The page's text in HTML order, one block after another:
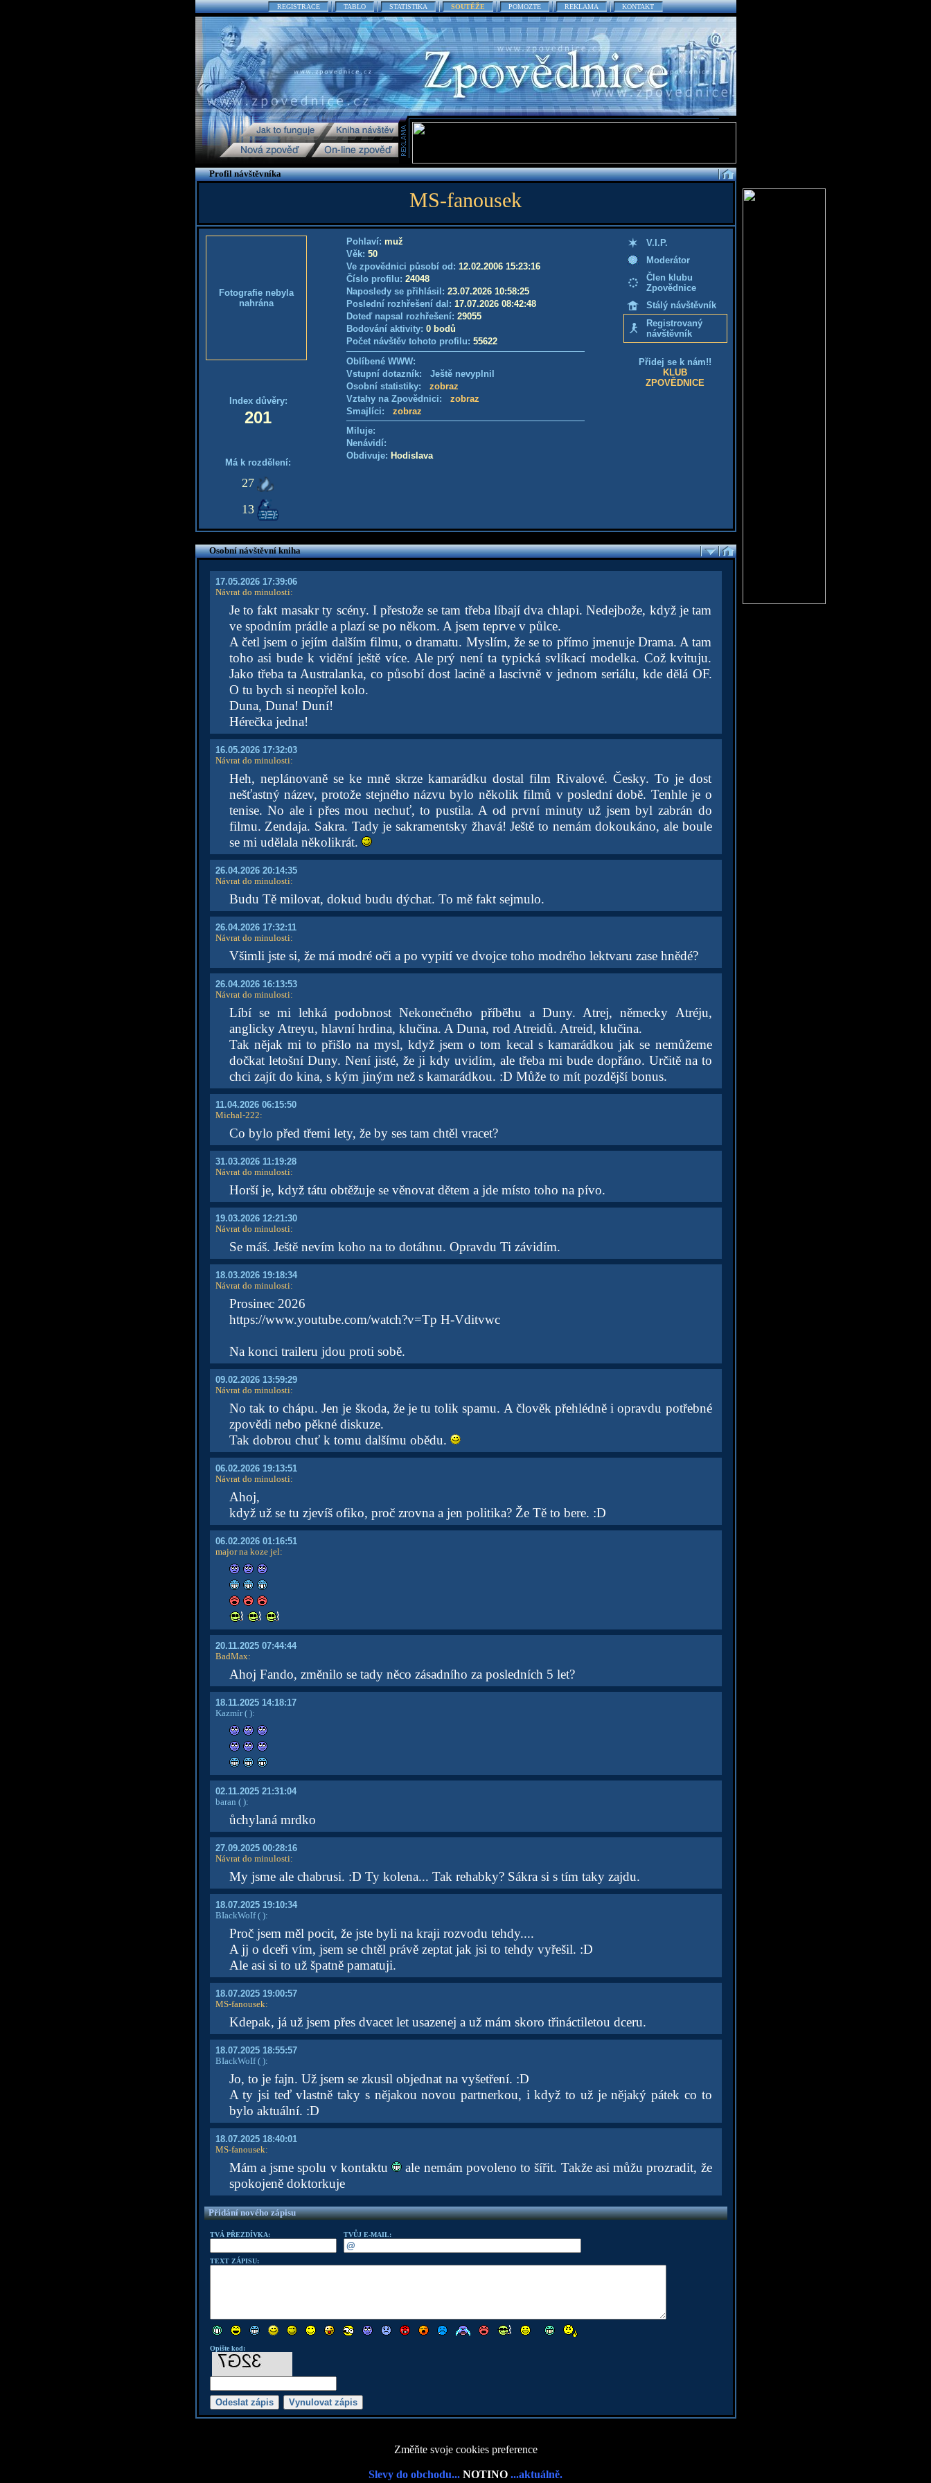
REGISTRACE TABLO STATISTIKA SOUTĚŽE POMOZTE REKLAMA KONTAKT
Profil návštěvníka
MS-fanousek
Fotografie nebyla
nahrána
Index důvěry:
201
Má k rozdělení:
27
13
Pohlaví: muž
Věk: 50
Ve zpovědnici působí od: 12.02.2006 15:23:16
Číslo profilu: 24048
Naposledy se přihlásil: 23.07.2026 10:58:25
Poslední rozhřešení dal: 17.07.2026 08:42:48
Doteď napsal rozhřešení: 29055
Bodování aktivity: 0 bodů
Počet návštěv tohoto profilu: 55622
Oblíbené WWW:
Vstupní dotazník: Ještě nevyplnil
Osobní statistiky: zobraz
Vztahy na Zpovědnici: zobraz
Smajlíci: zobraz
Miluje:
Nenávidí:
Obdivuje: Hodislava
V.I.P.
Moderátor
Člen klubu
Zpovědnice
Stálý návštěvník
Registrovaný
návštěvník
Přidej se k nám!!
KLUB
ZPOVĚDNICE
Osobní návštěvní kniha
17.05.2026 17:39:06
Návrat do minulosti:
Je to fakt masakr ty scény. I přestože se tam třeba líbají dva chlapi. Nedejbože, když je tam
ve spodním prádle a plazí se po někom. A jsem teprve v půlce.
A četl jsem o jejím dalším filmu, o dramatu. Myslím, že se to přímo jmenuje Drama. A tam
toho asi bude k vidění ještě více. Ale prý není ta typická svlíkací modelka. Což kvituju.
Jako třeba ta Australanka, co působí dost lacině a lascivně v jednom seriálu, kde dělá OF.
O tu bych si neopřel kolo.
Duna, Duna! Duní!
Hérečka jedna!
16.05.2026 17:32:03
Návrat do minulosti:
Heh, neplánovaně se ke mně skrze kamarádku dostal film Rivalové. Česky. To je dost
nešťastný název, protože stejného názvu bylo několik filmů v poslední době. Tenhle je o
tenise. No ale i přes mou nechuť, to pustila. A od první minuty už jsem byl zabrán do
filmu. Zendaja. Sakra. Tady je sakramentsky žhavá! Ještě to nemám dokoukáno, ale boule
se mi udělala několikrát.
26.04.2026 20:14:35
Návrat do minulosti:
Budu Tě milovat, dokud budu dýchat. To mě fakt sejmulo.
26.04.2026 17:32:11
Návrat do minulosti:
Všimli jste si, že má modré oči a po vypití ve dvojce toho modrého lektvaru zase hnědé?
26.04.2026 16:13:53
Návrat do minulosti:
Líbí se mi lehká podobnost Nekonečného příběhu a Duny. Atrej, německy Atréju,
anglicky Atreyu, hlavní hrdina, klučina. A Duna, rod Atreidů. Atreid, klučina.
Tak nějak mi to přišlo na mysl, když jsem o tom kecal s kamarádkou jak se nemůžeme
dočkat letošní Duny. Není jisté, že ji kdy uvidím, ale třeba mi bude dopřáno. Určitě na to
chci zajít do kina, s kým jiným než s kamarádkou. :D Může to mít pozdější bonus.
11.04.2026 06:15:50
Michal-222:
Co bylo před třemi lety, že by ses tam chtěl vracet?
31.03.2026 11:19:28
Návrat do minulosti:
Horší je, když tátu obtěžuje se věnovat dětem a jde místo toho na pívo.
19.03.2026 12:21:30
Návrat do minulosti:
Se máš. Ještě nevím koho na to dotáhnu. Opravdu Ti závidím.
18.03.2026 19:18:34
Návrat do minulosti:
Prosinec 2026
https://www.youtube.com/watch?v=Tp H-Vditvwc
Na konci traileru jdou proti sobě.
09.02.2026 13:59:29
Návrat do minulosti:
No tak to chápu. Jen je škoda, že je tu tolik spamu. A člověk přehlédně i opravdu potřebné
zpovědi nebo pěkné diskuze.
Tak dobrou chuť k tomu dalšímu obědu.
06.02.2026 19:13:51
Návrat do minulosti:
Ahoj,
když už se tu zjevíš ofiko, proč zrovna a jen politika? Že Tě to bere. :D
06.02.2026 01:16:51
major na koze jel:
20.11.2025 07:44:44
BadMax:
Ahoj Fando, změnilo se tady něco zásadního za posledních 5 let?
18.11.2025 14:18:17
Kazmír( ):
02.11.2025 21:31:04
baran ( ):
ůchylaná mrdko
27.09.2025 00:28:16
Návrat do minulosti:
My jsme ale chabrusi. :D Ty kolena... Tak rehabky? Sákra si s tím taky zajdu.
18.07.2025 19:10:34
BIackWoIf( ):
Proč jsem měl pocit, že jste byli na kraji rozvodu tehdy....
A jj o dceři vím, jsem se chtěl právě zeptat jak jsi to tehdy vyřešil. :D
Ale asi si to už špatně pamatuji.
18.07.2025 19:00:57
MS-fanousek:
Kdepak, já už jsem přes dvacet let usazenej a už mám skoro třináctiletou dceru.
18.07.2025 18:55:57
BIackWoIf( ):
Jo, to je fajn. Už jsem se zkusil objednat na vyšetření. :D
A ty jsi teď vlastně taky s nějakou novou partnerkou, i když to už je nějaký pátek co to
bylo aktuální. :D
18.07.2025 18:40:01
MS-fanousek:
Mám a jsme spolu v kontaktu
ale nemám povoleno to šířit. Takže asi můžu prozradit, že
spokojeně doktorkuje
Přidání nového zápisu
TVÁ PŘEZDÍVKA: TVŮJ E-MAIL:
TEXT ZÁPISU:
Opište kod:
Změňte svoje cookies preference
Slevy do obchodu... NOTINO ...aktuálně.